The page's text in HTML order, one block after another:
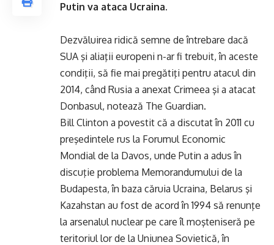
Putin va ataca Ucraina.
Dezvăluirea ridică semne de întrebare dacă
SUA şi aliaţii europeni n-ar fi trebuit, în aceste
condiţii, să fie mai pregătiţi pentru atacul din
2014, când Rusia a anexat Crimeea şi a atacat
Donbasul, notează The Guardian.
Bill Clinton a povestit că a discutat în 2011 cu
preşedintele rus la Forumul Economic
Mondial de la Davos, unde Putin a adus în
discuţie problema Memorandumului de la
Budapesta, în baza căruia Ucraina, Belarus şi
Kazahstan au fost de acord în 1994 să renunţe
la arsenalul nuclear pe care îl moşteniseră pe
teritoriul lor de la Uniunea Sovietică, în